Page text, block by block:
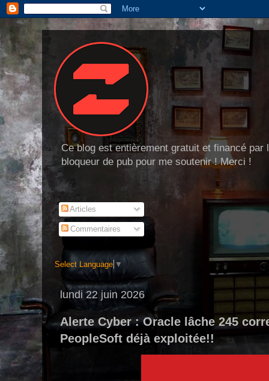
Ce blog est entièrement gratuit et financé
bloqueur de pub pour me soutenir ! Merci !
Articles
Commentaires
Select Language ▼
lundi 22 juin 2026
Alerte Cyber : Oracle lâche 245
PeopleSoft déjà exploitée!!